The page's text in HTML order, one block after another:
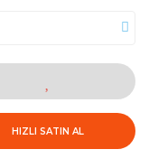
HIZLI SATIN AL